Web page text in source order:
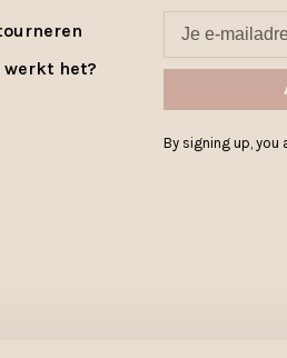
werkt het?
By signing up, you